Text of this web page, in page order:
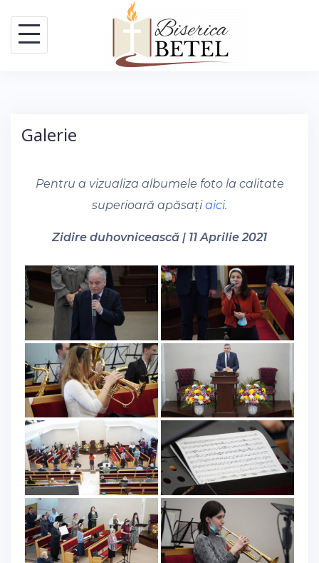
content
Galerie
Pentru a vizualiza albumele foto la calitate
superioară apăsațiaici.
Zidire duhovnicească | 11 Aprilie 2021